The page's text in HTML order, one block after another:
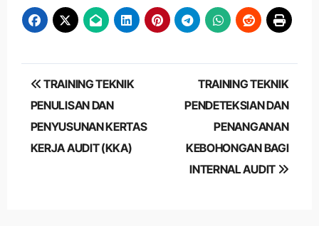
Post
navigation
TRAINING TEKNIK
PENULISAN DAN
PENYUSUNAN KERTAS
KERJA AUDIT (KKA)
TRAINING TEKNIK
PENDETEKSIAN DAN
PENANGANAN
KEBOHONGAN BAGI
INTERNAL AUDIT